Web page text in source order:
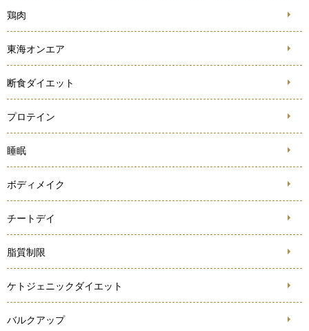
鶏肉
東海オンエア
断食ダイエット
プロテイン
睡眠
ボディメイク
チートデイ
脂質制限
ケトジェニックダイエット
バルクアップ